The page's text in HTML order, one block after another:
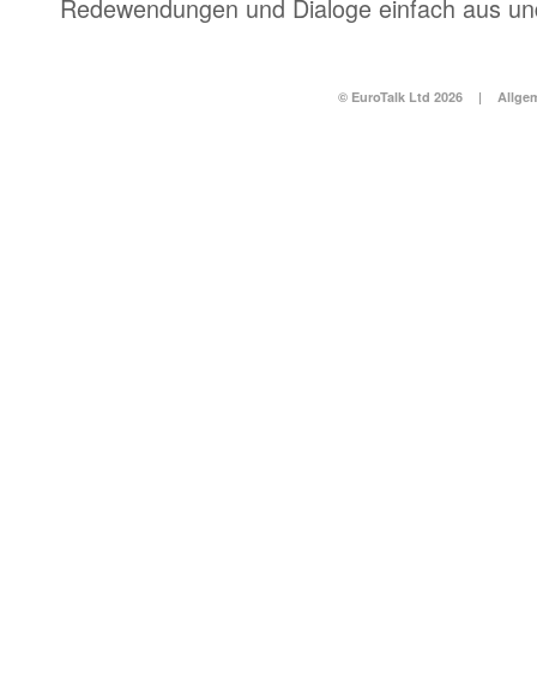
Redewendungen und Dialoge einfach aus
© EuroTalk Ltd 2026 |